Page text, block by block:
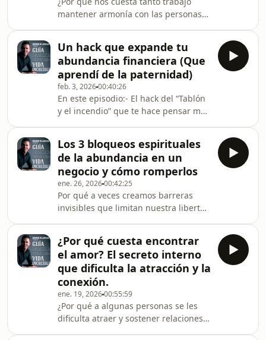
y por qué no basta con tener un físico
atractivo- Qué nos hace perder poder
de atracción realmente- Cómo nos
volvemos irresistibles en una relación
con e
mantener armonía con las personas
para recuperar esa “Chispa”? ¿Qué es
el 5D Shifting y por qué cambió mi
forma de relacionarme? (Y hoy llevo
casi 10 años de matrimonio feliz)En
este episodio:- Qué es nuestro Código
Madre y cómo influye en la salud de
nuestras relaciones y el tipo de
persona del
Un hack que expande tu
abundancia financiera (Que
aprendí de la paternidad)
feb. 3, 202600:40:26
En este episodio:- El hack del “Tablón
y el incendio” que te hace pensar más
papá o mamá (Aunque no tengas
hijos)- Cómo romper tu techo de
cristal financiero en tres pasos.Si
quieres descubrir cómo romper los
bloqueos internos que te están
deteniendo de crecer, ser y tener más,
toma mi taller de reprogramación
interna totalmente
Los 3 bloqueos espirituales
de la abundancia en un
negocio y cómo romperlos
ene. 26, 202600:42:25
Por qué a veces creamos barreras
invisibles que limitan nuestra libertad
episodio:- Por qué abundancia no es
lo que nos enseñaron.- La ley de la
resistencia y tu propósito de vida.-
Cómo “abrir el canal” de flujo de
abundancia en tus proyectos.- 3
hábitos simples para integrar a tus
mañanas que elevan la forma en que
atraes las co
¿Por qué cuesta encontrar
el amor? El secreto interno
que dificulta la atracción y la
conexión.
ene. 19, 202600:55:59
¿Por qué a algunas personas se les
dificulta atraer y sostener relaciones